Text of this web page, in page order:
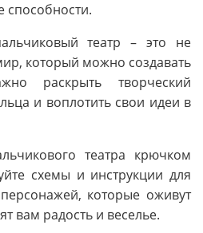
способности.
театр – это не
который можно создавать
раскрыть творческий
и воплотить свои идеи в
театра крючком
схемы и инструкции для
которые оживут
вам радость и веселье.